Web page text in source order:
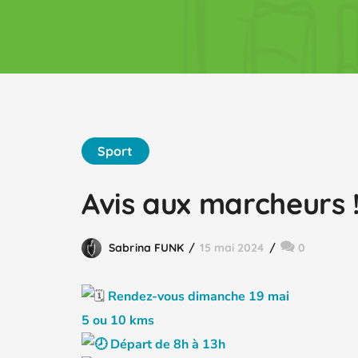
Sport
Avis aux marcheurs
Sabrina FUNK 15 mai 2024 0
Rendez-vous dimanche 19 mai
5 ou 10 kms
Départ de 8h à 13h